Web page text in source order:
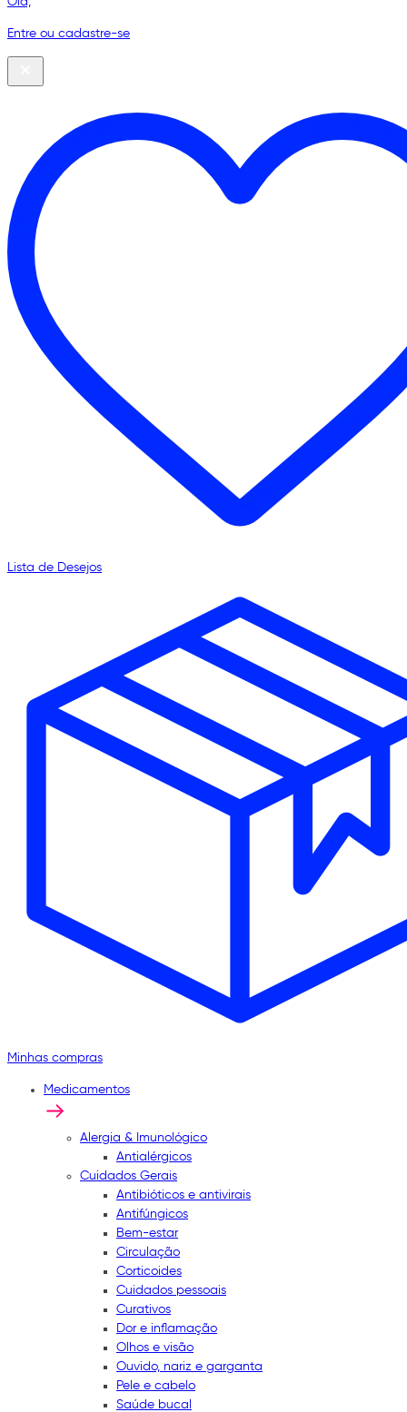
Entre ou cadastre-se
Lista de Desejos
Minhas compras
Medicamentos
Alergia & Imunológico
Antialérgicos
Cuidados Gerais
Antibióticos e antivirais
Antifúngicos
Bem-estar
Circulação
Corticoides
Cuidados pessoais
Curativos
Dor e inflamação
Olhos e visão
Ouvido, nariz e garganta
Pele e cabelo
Saúde bucal